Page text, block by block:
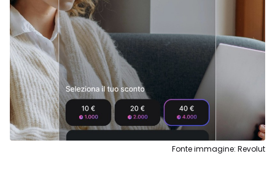
Fonte immagine: Revolut